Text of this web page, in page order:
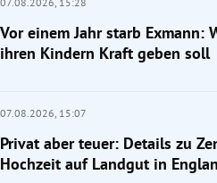
Vor einem Jahr starb Exmann:
ihren Kindern Kraft geben soll
07.08.2026, 15:07
Privat aber teuer: Details zu
Hochzeit auf Landgut in